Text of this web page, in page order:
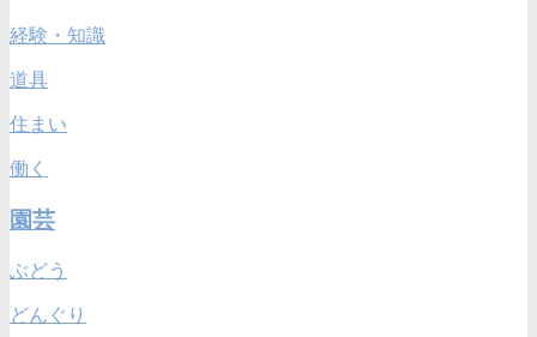
経験・知識
道具
住まい
働く
園芸
ぶどう
どんぐり